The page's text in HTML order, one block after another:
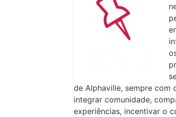
de Alphaville, sempre com
integrar comunidade,
experiências, incentivar o